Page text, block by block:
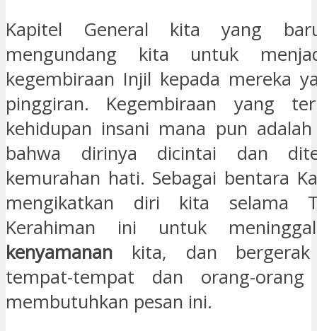
Kapitel General kita yang
mengundang kita untuk
kegembiraan Injil kepada mereka
pinggiran. Kegembiraan yang
kehidupan insani mana pun
bahwa dirinya dicintai dan
kemurahan hati. Sebagai bentara
mengikatkan diri kita selama
Kerahiman ini untuk
kenyamanan kita, dan
tempat-tempat dan orang-
membutuhkan pesan ini.